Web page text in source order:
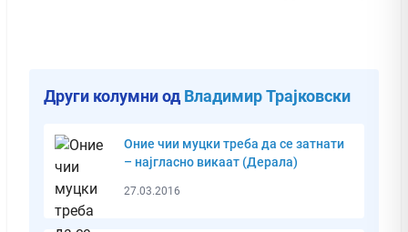
Други колумни од Владимир Трајковски
Оние чии муцки треба да се затнати
– најгласно викаат (Дерала)
27.03.2016